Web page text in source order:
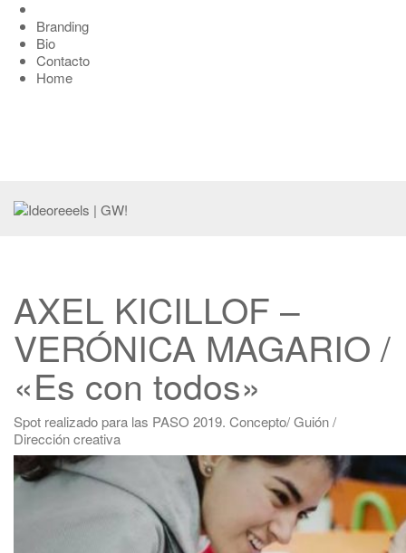
Branding
Bio
Contacto
Home
AXEL KICILLOF –
VERÓNICA MAGARIO /
«Es con todos»
Spot realizado para las PASO 2019. Concepto/ Guión /
Dirección creativa